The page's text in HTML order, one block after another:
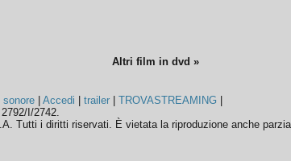
Altri film in dvd »
sonore |Accedi |trailer |TROVASTREAMING
I/2742.
Tutti i diritti riservati. È vietata la riproduzione anche